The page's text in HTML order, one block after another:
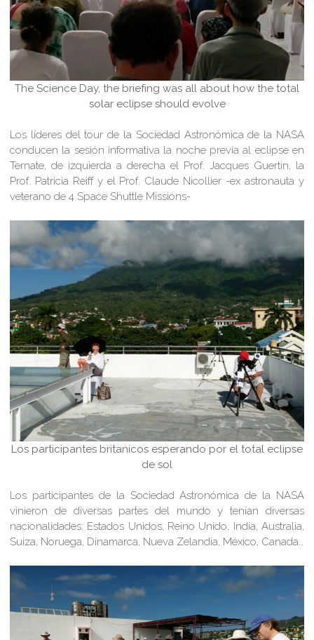
The Science Day, the briefing was all about how the total
solar eclipse should evolve
Los líderes del tour de la Sociedad Astronómica de la NASA
conducen la sesión informativa la noche previa al eclipse en
Ternate, de izquierda a derecha el Prof. Jacques Guertin, la
Prof. Patricia Reiff y el Prof. Claude Nicollier -ex astronauta y
veterano de 4 Space Shuttle Missions-
Los participantes britanicos esperando por el total eclipse
de sol
Los participantes de la Sociedad Astronómica de la NASA
vinieron de diversas partes del mundo y tenían diversas
nacionalidades: Estados Unidos, Reino Unido, India, Australia,
Suiza, Noruega, Dinamarca, Nueva Zelandia, México, Canada…